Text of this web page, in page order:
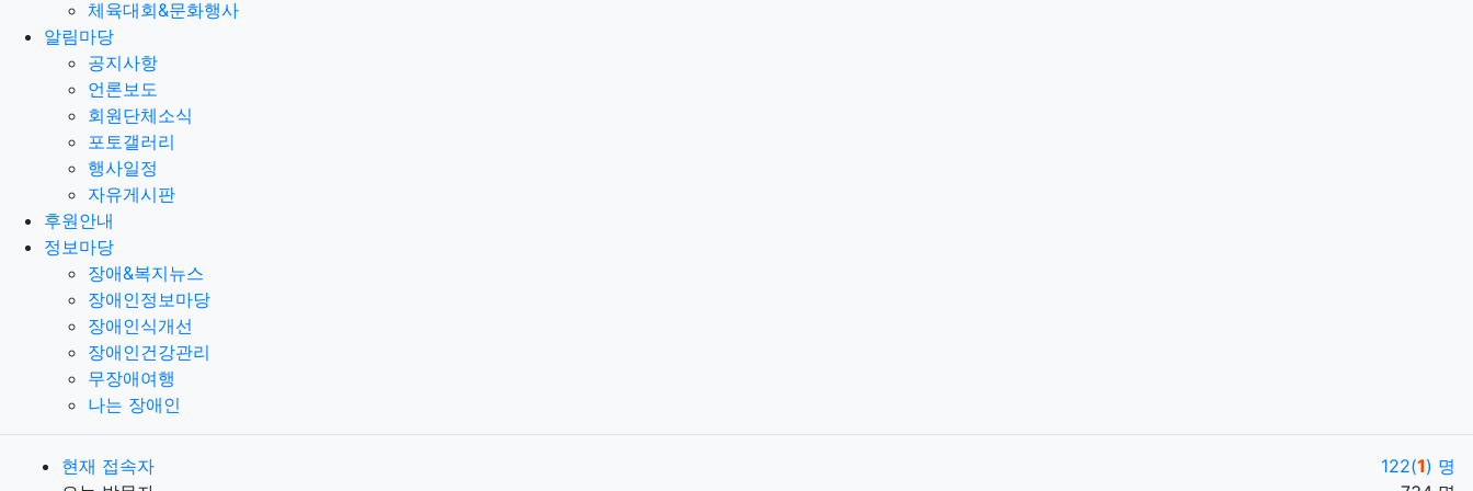
체육대회&문화행사
알림마당
공지사항
언론보도
회원단체소식
포토갤러리
행사일정
자유게시판
후원안내
정보마당
장애&복지뉴스
장애인정보마당
장애인식개선
장애인건강관리
무장애여행
나는 장애인
현재 접속자 122(1) 명